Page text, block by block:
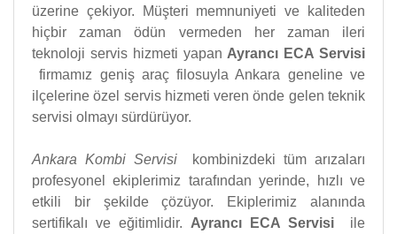
üzerine çekiyor. Müşteri memnuniyeti ve kaliteden
hiçbir zaman ödün vermeden her zaman ileri
teknoloji servis hizmeti yapan Ayrancı ECA Servisi
firmamız geniş araç filosuyla Ankara geneline ve
ilçelerine özel servis hizmeti veren önde gelen teknik
servisi olmayı sürdürüyor.
Ankara Kombi Servisi
kombinizdeki tüm arızaları
profesyonel ekiplerimiz tarafından yerinde, hızlı ve
etkili bir şekilde çözüyor. Ekiplerimiz alanında
sertifikalı ve eğitimlidir. Ayrancı ECA Servisi ile